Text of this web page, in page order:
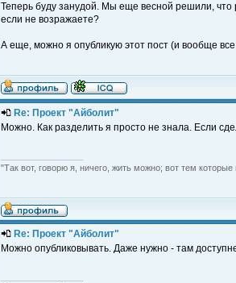
Теперь буду занудой. Мы еще весной решили, что
если не возражаете?
А еще, можно я опубликую этот пост (и вообще
Re: Проект "Айболит"
Можно. Как разделить я просто не знала. Если
"Так вот, говорю я, ничего, жить можно; вот тем
Re: Проект "Айболит"
Можно опубликовывать. Даже нужно - там